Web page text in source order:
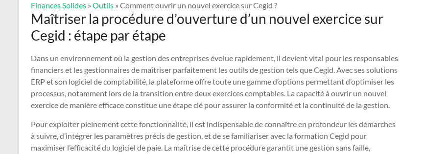
Finances Solides » Outils » Comment ouvrir un nouvel exercice sur Cegid ?
Maîtriser la procédure d’ouverture d’un nouvel exercice sur
Cegid : étape par étape
Dans un environnement où la gestion des entreprises évolue rapidement, il devient vital pour les responsables
financiers et les gestionnaires de maîtriser parfaitement les outils de gestion tels que Cegid. Avec ses solutions
ERP et son logiciel de comptabilité, la plateforme offre toute une gamme d’options permettant d’optimiser les
processus, notamment lors de la transition entre deux exercices comptables. La capacité à ouvrir un nouvel
exercice de manière efficace constitue une étape clé pour assurer la conformité et la continuité de la gestion.
Pour exploiter pleinement cette fonctionnalité, il est indispensable de connaître en profondeur les démarches
à suivre, d’intégrer les paramètres précis de gestion, et de se familiariser avec la formation Cegid pour
maximiser l’efficacité du logiciel de paie. La maîtrise de cette procédure garantit une gestion sans faille,